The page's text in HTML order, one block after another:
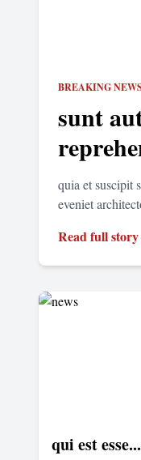
BREAKING NEWS
sunt
quia et suscipit
eveniet
Read full
qui est esse...